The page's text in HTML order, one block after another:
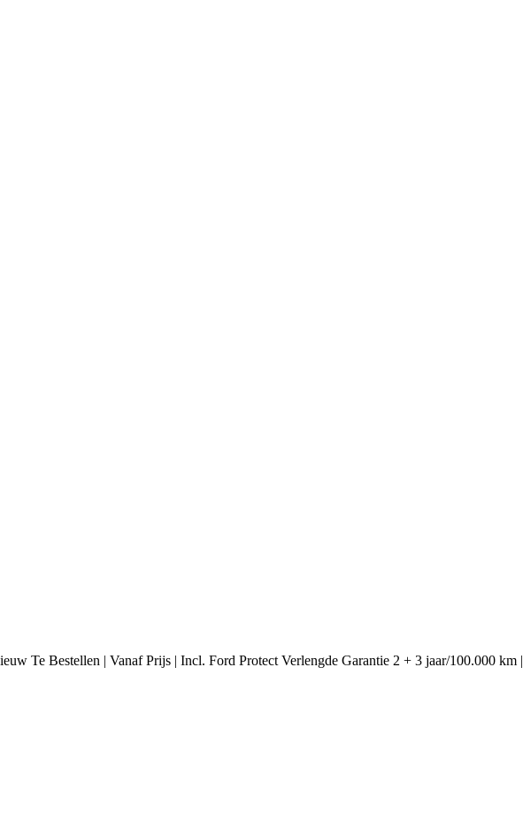
Te Bestellen | Vanaf Prijs | Incl. Ford Protect Verlengde Garantie 2 + 3 jaar/100.000 km |